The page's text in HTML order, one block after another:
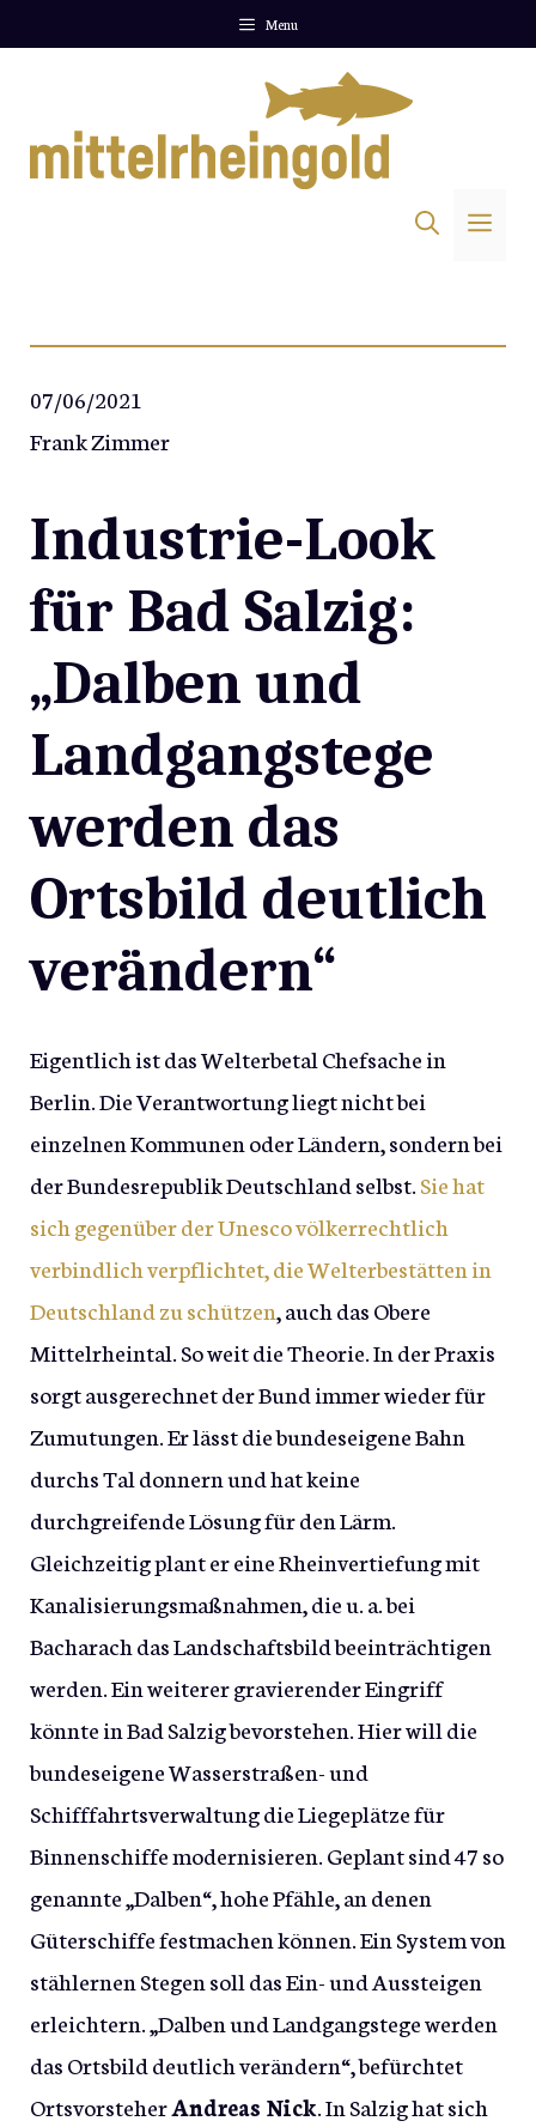
Menu
07/06/2021
Frank Zimmer
Industrie-Look
für Bad Salzig:
„Dalben und
Landgangstege
werden das
Ortsbild deutlich
verändern“
Eigentlich ist das Welterbetal Chefsache in
Berlin. Die Verantwortung liegt nicht bei
einzelnen Kommunen oder Ländern, sondern bei
der Bundesrepublik Deutschland selbst.Sie hat
sich gegenüber der Unesco völkerrechtlich
verbindlich verpflichtet, die Welterbestätten in
Deutschland zu schützen, auch das Obere
Mittelrheintal. So weit die Theorie. In der Praxis
sorgt ausgerechnet der Bund immer wieder für
Zumutungen. Er lässt die bundeseigene Bahn
durchs Tal donnern und hat keine
durchgreifende Lösung für den Lärm.
Gleichzeitig plant er eine Rheinvertiefung mit
Kanalisierungsmaßnahmen, die u. a. bei
Bacharach das Landschaftsbild beeinträchtigen
werden. Ein weiterer gravierender Eingriff
könnte in Bad Salzig bevorstehen. Hier will die
bundeseigene Wasserstraßen- und
Schifffahrtsverwaltung die Liegeplätze für
Binnenschiffe modernisieren. Geplant sind 47 so
genannte „Dalben“, hohe Pfähle, an denen
Güterschiffe festmachen können. Ein System von
stählernen Stegen soll das Ein- und Aussteigen
erleichtern. „Dalben und Landgangstege werden
das Ortsbild deutlich verändern“, befürchtet
OrtsvorsteherAndreas Nick. In Salzig hat sich